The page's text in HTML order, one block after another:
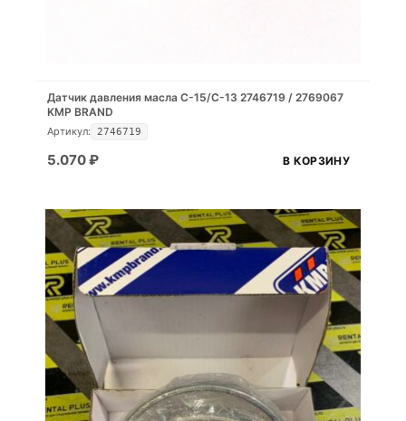
Датчик давления масла C-15/C-13 2746719 / 2769067
KMP BRAND
Артикул: 2746719
5.070₽ В КОРЗИНУ